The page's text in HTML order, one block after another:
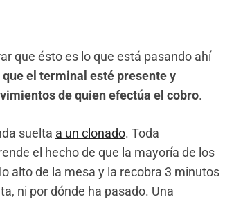
que ésto es lo que está pasando ahí
que el terminal esté presente y
de quien efectúa el cobro.
suelta a un clonado. Toda
el hecho de que la mayoría de los
alto de la mesa y la recobra 3 minutos
ni por dónde ha pasado. Una